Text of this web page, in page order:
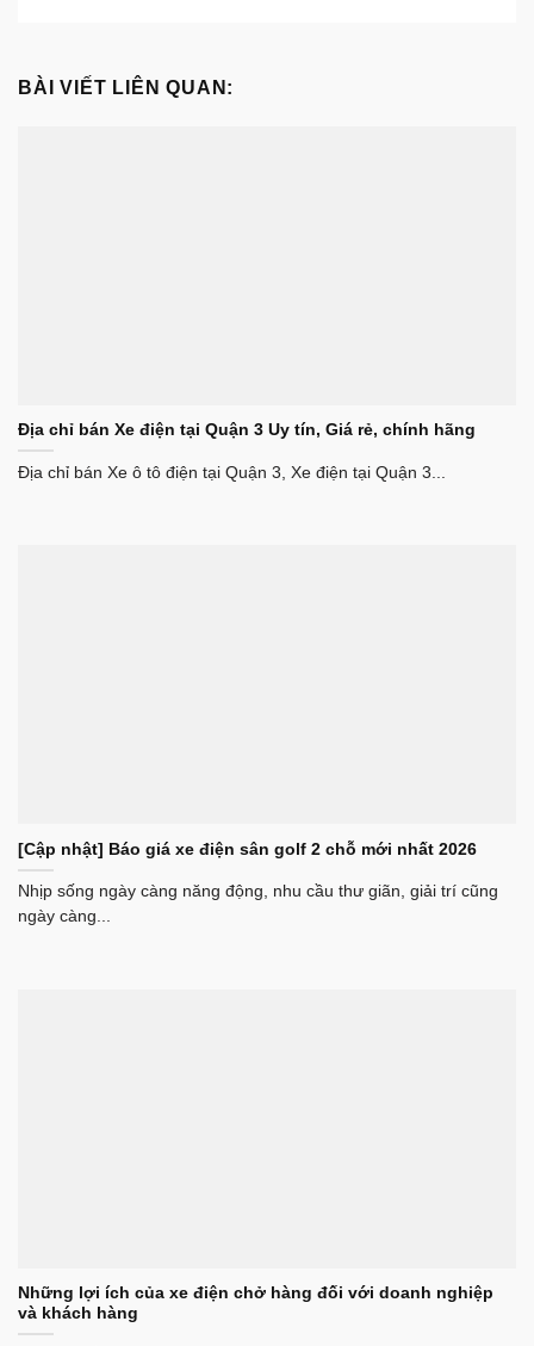
BÀI VIẾT LIÊN QUAN:
Địa chỉ bán Xe điện tại Quận 3 Uy tín, Giá rẻ, chính hãng
Địa chỉ bán Xe ô tô điện tại Quận 3, Xe điện tại Quận 3...
[Cập nhật] Báo giá xe điện sân golf 2 chỗ mới nhất 2026
Nhịp sống ngày càng năng động, nhu cầu thư giãn, giải trí cũng
ngày càng...
Những lợi ích của xe điện chở hàng đối với doanh nghiệp
và khách hàng